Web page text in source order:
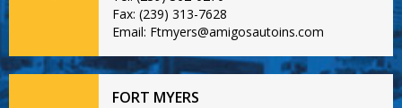
Fax: (239) 313-7628
Email: Ftmyers@amigosautoins.com
FORT MYERS